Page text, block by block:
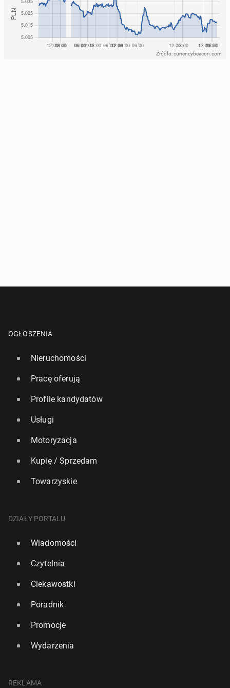
Źródło: currencybeacon.com
OGŁOSZENIA
Nieruchomości
Pracę oferują
Profile kandydatów
Usługi
Motoryzacja
Kupię / Sprzedam
Towarzyskie
DZIAŁY PORTALU
Wiadomości
Czytelnia
Ciekawostki
Poradnik
Promocje
Wydarzenia
REKLAMA